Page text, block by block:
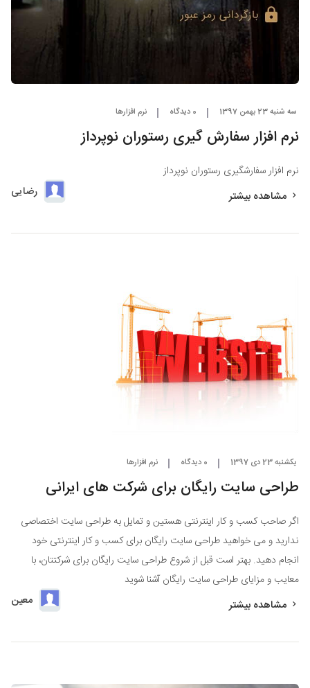
سه شنبه 23 بهمن 1397 0 دیدگاه نرم افزارها
نرم افزار سفارش گیری رستوران نوپرداز
نرم افزار سفارشگیری رستوران نوپرداز
مشاهده بیشتر
رضایی
یکشنبه 23 دی 1397 0 دیدگاه نرم افزارها
طراحی سایت رایگان برای شرکت های ایرانی
اگر صاحب کسب و کار اینترنتی هستین و تمایل به طراحی سایت اختصاصی
ندارید و می خواهید طراحی سایت رایگان برای کسب و کار اینترنتی خود
انجام دهید. بهتر است قبل از شروع طراحی سایت رایگان برای شرکتتان، با
معایب و مزایای طراحی سایت رایگان آشنا شوید
مشاهده بیشتر
معین